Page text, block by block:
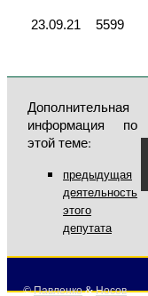
23.09.21 5599
Дополнительная
информация по
этой теме:
предыдущая
деятельность
этого
депутата
©Павленко&Носов